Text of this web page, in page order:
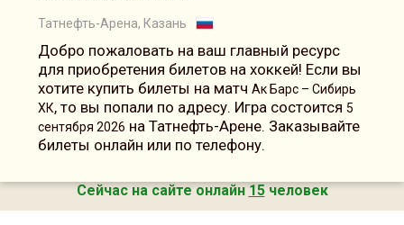
Татнефть-Арена, Казань
Добро пожаловать на ваш главный ресурс
для приобретения билетов на хоккей! Если вы
хотите купить билеты на матч Ак Барс – Сибирь
ХК, то вы попали по адресу. Игра состоится 5
сентября 2026 на Татнефть-Арене. Заказывайте
билеты онлайн или по телефону.
Сейчас на сайте онлайн15человек